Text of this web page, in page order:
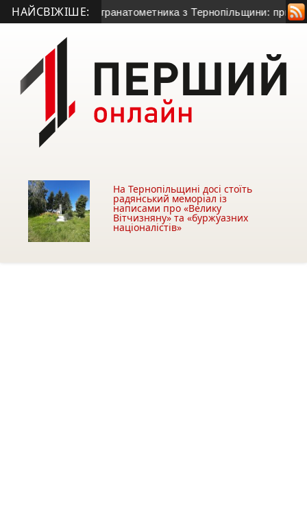
НАЙСВІЖІШЕ:
50-річного гранатометника з Тернопільщини: причина
На Тернопільщині досі стоїть
радянський меморіал із
написами про «Велику
Вітчизняну» та «буржуазних
націоналістів»